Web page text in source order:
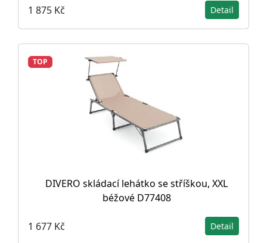
1 875 Kč Detail
TOP
DIVERO skládací lehátko se stříškou, XXL
béžové D77408
1 677 Kč Detail